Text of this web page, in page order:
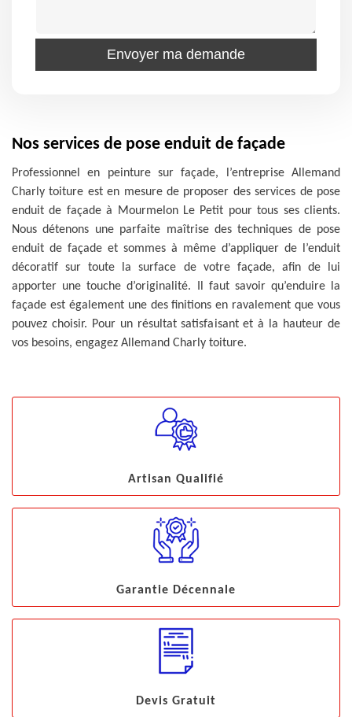
Nos services de pose enduit de façade
Professionnel en peinture sur façade, l’entreprise Allemand
Charly toiture est en mesure de proposer des services de pose
enduit de façade à Mourmelon Le Petit pour tous ses clients.
Nous détenons une parfaite maîtrise des techniques de pose
enduit de façade et sommes à même d’appliquer de l’enduit
décoratif sur toute la surface de votre façade, afin de lui
apporter une touche d’originalité. Il faut savoir qu’enduire la
façade est également une des finitions en ravalement que vous
pouvez choisir. Pour un résultat satisfaisant et à la hauteur de
vos besoins, engagez Allemand Charly toiture.
Artisan Qualifié
Garantie Décennale
Devis Gratuit